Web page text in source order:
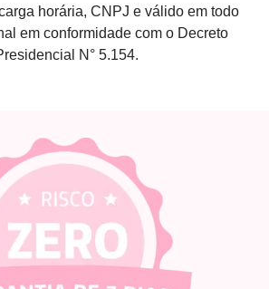
horária, CNPJ e válido em todo
em conformidade com o Decreto
N° 5.154.